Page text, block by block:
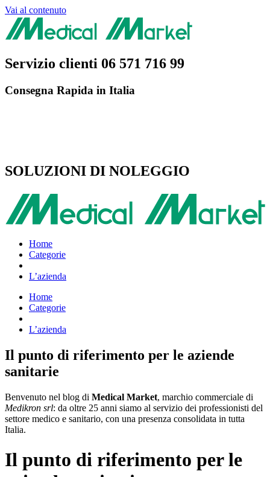
Vai al contenuto
Servizio clienti 06 571 716 99
Consegna Rapida in Italia
SOLUZIONI DI NOLEGGIO
Home
Categorie
L’azienda
Home
Categorie
L’azienda
Il punto di riferimento per le aziende
sanitarie
Benvenuto nel blog di Medical Market, marchio commerciale di
Medikron srl: da oltre 25 anni siamo al servizio dei professionisti del
settore medico e sanitario, con una presenza consolidata in tutta
Italia.
Il punto di riferimento per le